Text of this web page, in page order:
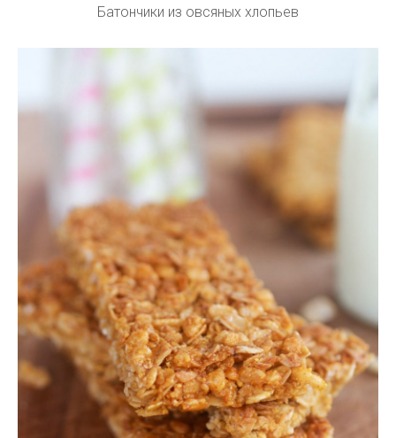
Батончики из овсяных хлопьев